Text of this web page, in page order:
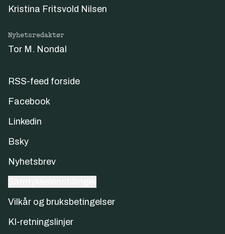
Kristina Fritsvold Nilsen
Nyhetsredaktør
Tor M. Nondal
RSS-feed forside
Facebook
Linkedin
Bsky
Nyhetsbrev
Vilkår og bruksbetingelser
KI-retningslinjer